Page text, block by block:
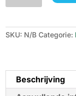
SKU: N/B Categorie:
Beschrijving